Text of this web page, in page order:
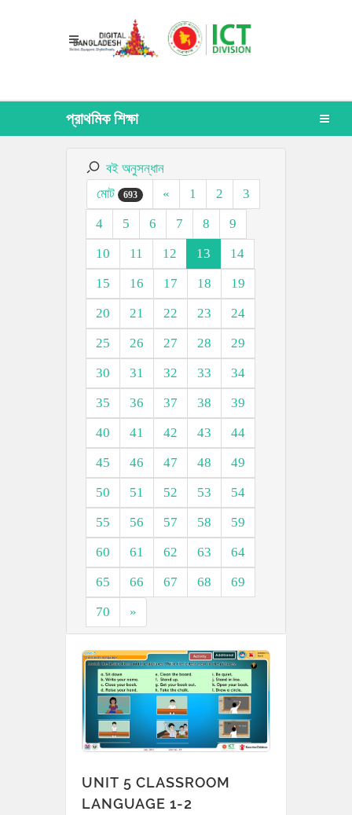
প্রাথমিক শিক্ষা
বই অনুসন্ধান
মোট
693 « 1 2
3
4
5 6 7 8
9
10
11 12 13
14
15
16 17 18
19
20
21 22 23
24
25
26 27 28
29
30
31 32 33
34
35
36 37 38
39
40
41 42 43
44
45
46 47 48
49
50
51 52 53
54
55
56 57 58
59
60
61 62 63
64
65
66 67 68
69
70
»
UNIT 5 CLASSROOM
LANGUAGE 1-2